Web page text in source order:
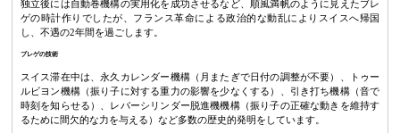
独立後には自動巻機構の実用化を成功させるなど、順風満帆のように見えたブレ
ゲの時計作りでしたが、フランス革命による政治的な動乱によりスイスへ帰国
し、不遇の2年間を過ごします。
ブレゲの技術
スイス滞在中は、永久カレンダー機構（月またぎで日付の調整が不要）、トゥー
ルビヨン機構（振り子に対する重力の影響を少なくする）、引き打ち機構（音で
時刻を知らせる）、レバーシリンダー脱進機機構（振り子の正確な動きを維持す
るために間欠的な力を与える）など多数の歴史的発明をしています。